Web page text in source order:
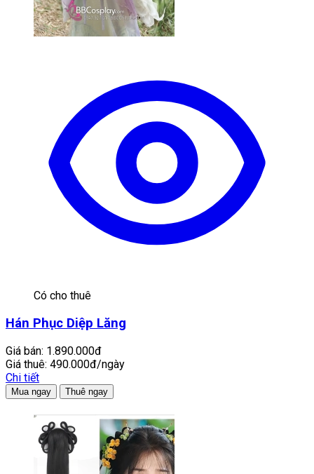
Có cho thuê
Hán Phục Diệp Lăng
Giá bán: 1.890.000đ
Giá thuê: 490.000đ/ngày
Chi tiết
Mua ngay Thuê ngay